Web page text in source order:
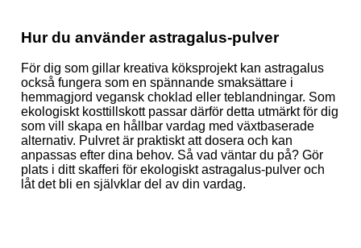
Hur du använder astragalus-pulver
För dig som gillar kreativa köksprojekt kan astragalus
också fungera som en spännande smaksättare i
hemmagjord vegansk choklad eller teblandningar. Som
ekologiskt kosttillskott passar därför detta utmärkt för dig
som vill skapa en hållbar vardag med växtbaserade
alternativ. Pulvret är praktiskt att dosera och kan
anpassas efter dina behov. Så vad väntar du på? Gör
plats i ditt skafferi för ekologiskt astragalus-pulver och
låt det bli en självklar del av din vardag.